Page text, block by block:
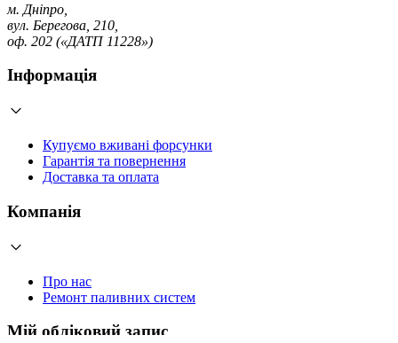
м. Дніпро,
вул. Берегова, 210,
оф. 202 («ДАТП 11228»)
Інформація
Купуємо вживані форсунки
Гарантія та повернення
Доставка та оплата
Компанія
Про нас
Ремонт паливних систем
Мій обліковий запис